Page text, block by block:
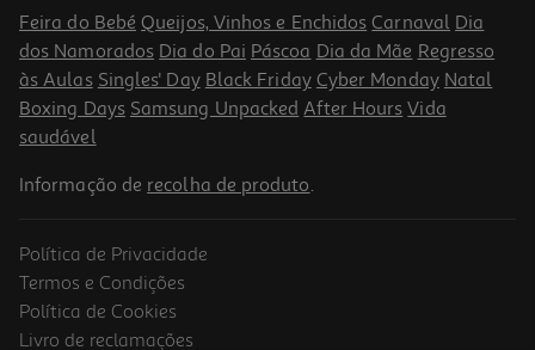
PVP de editor
14,85 €
-10%
Feira do Bebé Queijos, Vinhos e Enchidos Carnaval Dia
dos Namorados Dia do Pai Páscoa Dia da Mãe Regresso
às Aulas Singles' Day Black Friday Cyber Monday Natal
Boxing Days Samsung Unpacked After Hours Vida
saudável
Informação de recolha de produto.
Política de Privacidade
Termos e Condições
Política de Cookies
Livro de reclamações